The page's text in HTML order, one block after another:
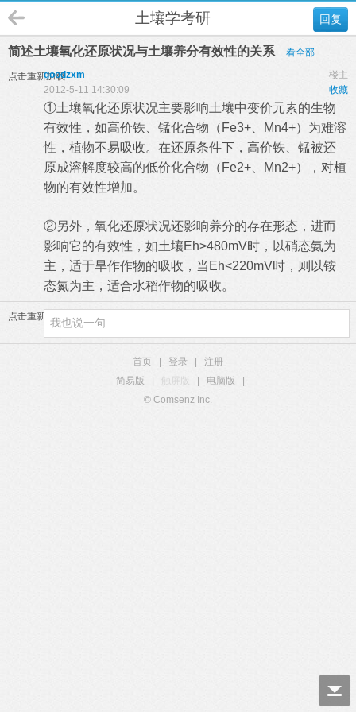
回复
土壤学考研
简述土壤氧化还原状况与土壤养分有效性的关系 看全部
点击重新加载 楼主
goodzxm
收藏
2012-5-11 14:30:09
①土壤氧化还原状况主要影响土壤中变价元素的生物
有效性，如高价铁、锰化合物（Fe3+、Mn4+）为难溶
性，植物不易吸收。在还原条件下，高价铁、锰被还
原成溶解度较高的低价化合物（Fe2+、Mn2+），对植
物的有效性增加。
②另外，氧化还原状况还影响养分的存在形态，进而
影响它的有效性，如土壤Eh>480mV时，以硝态氨为
主，适于旱作作物的吸收，当Eh<220mV时，则以铵
态氮为主，适合水稻作物的吸收。
点击重新加载
首页 登录
注册
简易版
触屏版 电脑版
© Comsenz Inc.